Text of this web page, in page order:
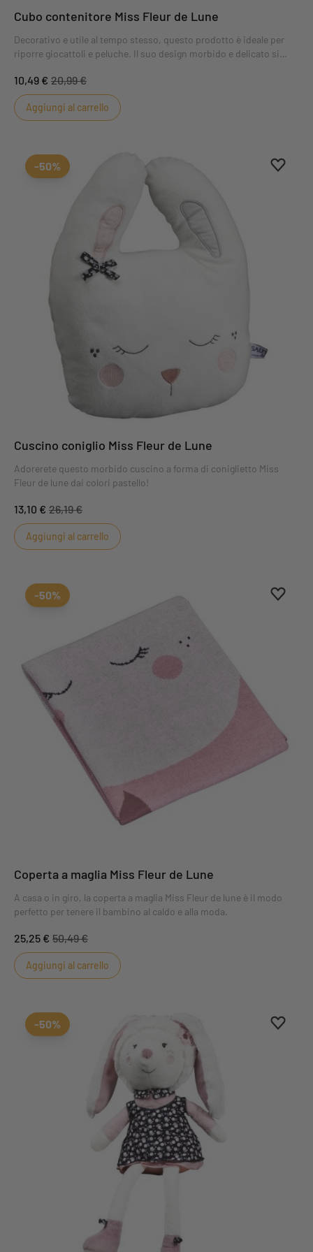
Cubo contenitore Miss Fleur de Lune
Decorativo e utile al tempo stesso, questo prodotto è ideale per
riporre giocattoli e peluche. Il suo design morbido e delicato si
Fleur de lune.
10,49 € 20,99 €
Aggiungi al carrello
-50%
Cuscino coniglio Miss Fleur de Lune
Adorerete questo morbido cuscino a forma di coniglietto Miss
Fleur de lune dai colori pastello!
13,10 € 26,19 €
Aggiungi al carrello
-50%
Coperta a maglia Miss Fleur de Lune
A casa o in giro, la coperta a maglia Miss Fleur de lune è il modo
perfetto per tenere il bambino al caldo e alla moda.
25,25 € 50,49 €
Aggiungi al carrello
-50%